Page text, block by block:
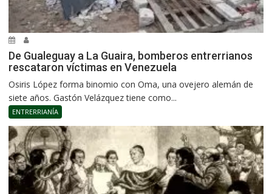
De Gualeguay a La Guaira, bomberos entrerrianos
rescataron víctimas en Venezuela
Osiris López forma binomio con Oma, una ovejero alemán de
siete años. Gastón Velázquez tiene como...
ENTRERRIANÍA